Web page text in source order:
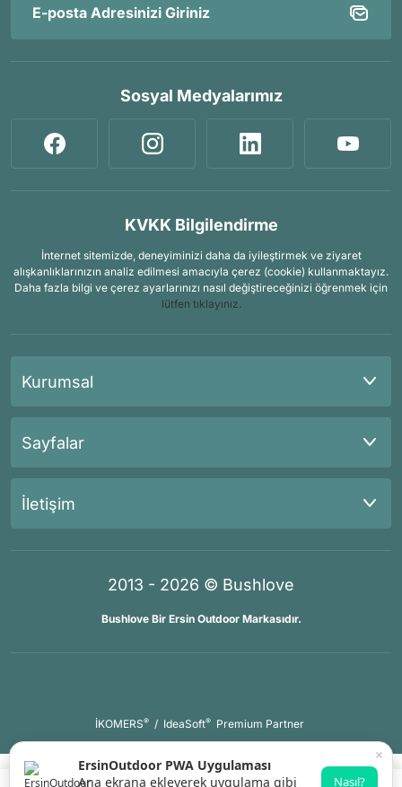
Sosyal Medyalarımız
KVKK Bilgilendirme
İnternet sitemizde, deneyiminizi daha da iyileştirmek ve ziyaret
alışkanlıklarınızın analiz edilmesi amacıyla çerez (cookie) kullanmaktayız.
Daha fazla bilgi ve çerez ayarlarınızı nasıl değiştireceğinizi öğrenmek için
lütfen tıklayınız.
Kurumsal
Sayfalar
İletişim
2013 - 2026 © Bushlove
Bushlove Bir Ersin Outdoor Markasıdır.
İKOMERS® / IdeaSoft® Premium Partner
×
ErsinOutdoor PWA Uygulaması
Ana ekrana ekleyerek uygulama gibi
Nasıl?